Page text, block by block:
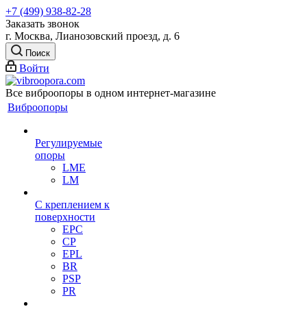
+7 (499) 938-82-28
Заказать звонок
г. Москва, Лианозовский проезд, д. 6
Поиск
Войти
Все виброопоры в одном интернет-магазине
Виброопоры
Регулируемые
опоры
LME
LM
С креплением к
поверхности
EPC
CP
EPL
BR
PSP
PR